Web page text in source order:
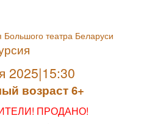
театра Беларуси
2025|15:30
возраст 6+
ПРОДАНО!